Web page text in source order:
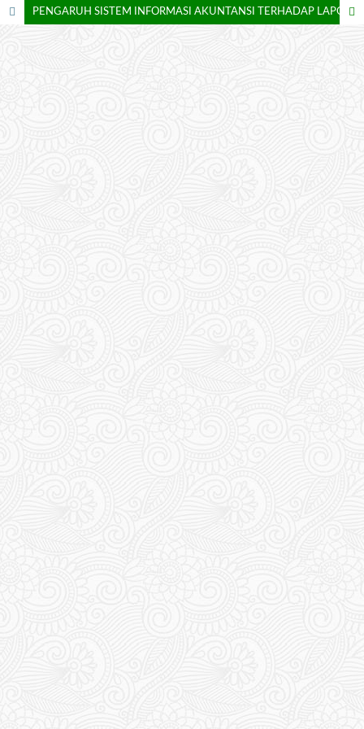
PENGARUH SISTEM INFORMASI AKUNTANSI TERHADAP LAPORAN KEUANGAN YANG AKURAT